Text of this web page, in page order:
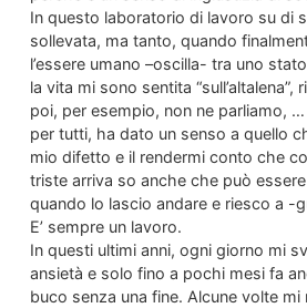
In questo laboratorio di lavoro su di
sollevata, ma tanto, quando
l’essere umano –oscilla- tra uno
la vita mi sono sentita “sull’altalena”,
poi, per esempio, non ne parliamo,
per tutti, ha dato un senso a quello
mio difetto e il rendermi conto che
triste arriva so anche che può
quando lo lascio andare e riesco a -
E’ sempre un lavoro.
In questi ultimi anni, ogni giorno mi
ansietà e solo fino a pochi mesi fa
buco senza una fine. Alcune volte